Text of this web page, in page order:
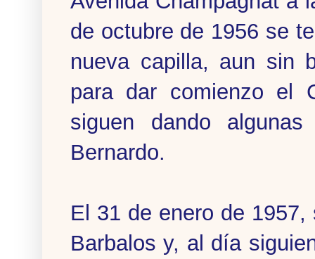
de octubre de 1956 se
nueva capilla, aun sin
para dar comienzo el
siguen dando
Bernardo.
El 31 de enero de
Barbalos y, al día